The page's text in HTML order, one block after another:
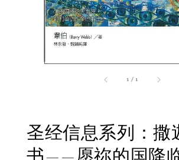
1 /1
圣经信息系列：撒